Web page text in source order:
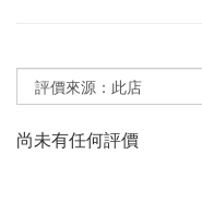
尚未有任何評價